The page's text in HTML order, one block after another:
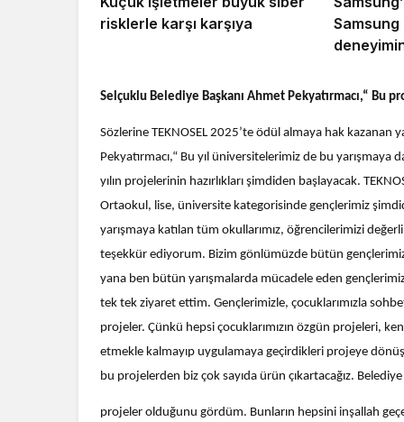
risklerle karşı karşıya
Samsung
Selçuklu Belediye Başkanı Ahmet Pekyatırmacı,“ Bu
Sözlerine TEKNOSEL 2025’te ödül almaya hak kazanan
Pekyatırmacı,“ Bu yıl üniversitelerimiz de bu
yılın projelerinin hazırlıkları şimdiden başlayacak.
Ortaokul, lise, üniversite kategorisinde gençlerimiz
yarışmaya katılan tüm okullarımız, öğrencilerimizi
teşekkür ediyorum. Bizim gönlümüzde bütün
yana ben bütün yarışmalarda mücadele eden
tek tek ziyaret ettim. Gençlerimizle, çocuklarımızla
projeler. Çünkü hepsi çocuklarımızın özgün projeleri,
etmekle kalmayıp uygulamaya geçirdikleri projeye
bu projelerden biz çok sayıda ürün çıkartacağız.
projeler olduğunu gördüm. Bunların hepsini inşallah